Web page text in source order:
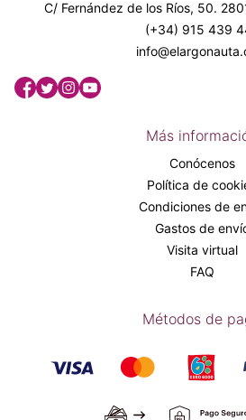
C/ Fernández de los Ríos, 50.
(+34) 915 439
Más
Conócenos
Política de
Condiciones de
Gastos de
Visita virtual
FAQ
Métodos de